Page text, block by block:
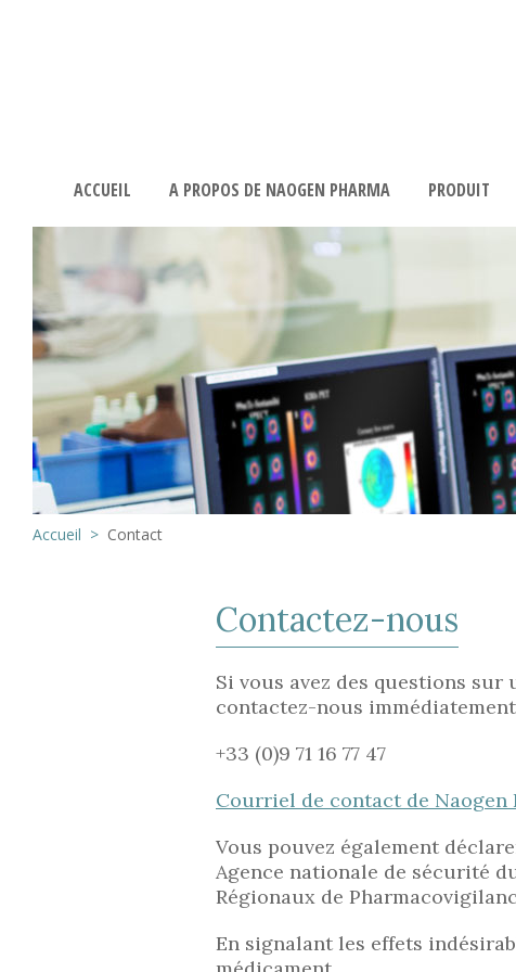
ACCUEIL A PROPOS DE NAOGEN PHARMA PRODUIT
Accueil Contact
Contactez-nous
Si vous avez des questions
contactez-nous
+33 (0)9 71 16 77 47
Courriel de contact de Naogen
Vous pouvez également
Agence nationale de sécurité
Régionaux de
En signalant les effets